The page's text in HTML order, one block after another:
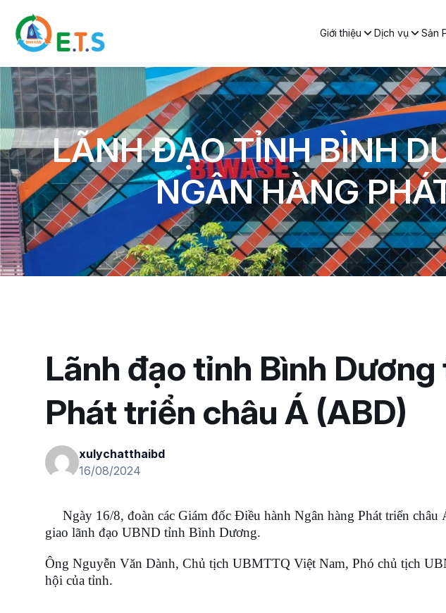
Giới thiệu Dịch vụ Sản
LÃNH ĐẠO TỈNH BÌNH
NGÂN HÀNG
Lãnh đạo tỉnh Bình
Phát triển châu Á (ABD)
xulychatthaibd
16/08/2024
Ngày 16/8, đoàn các Giám đốc Điều hành Ngân hàng Phát triển châu
giao lãnh đạo UBND tỉnh Bình Dương.
Ông Nguyễn Văn Dành, Chủ tịch UBMTTQ Việt Nam, Phó chủ tịch
hội của tỉnh.